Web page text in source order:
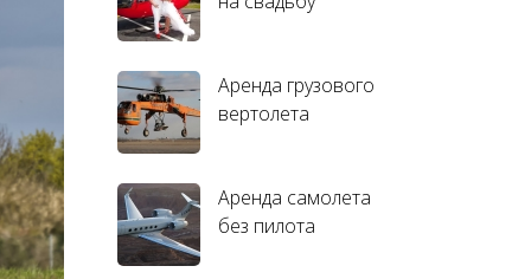
Аренда грузового
вертолета
Аренда самолета
без пилота